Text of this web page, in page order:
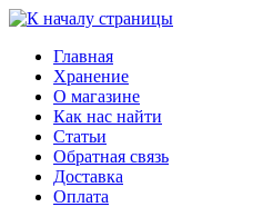
Главная
Хранение
О магазине
Как нас найти
Статьи
Обратная связь
Доставка
Оплата